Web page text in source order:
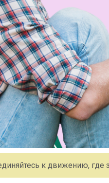
к движению, где